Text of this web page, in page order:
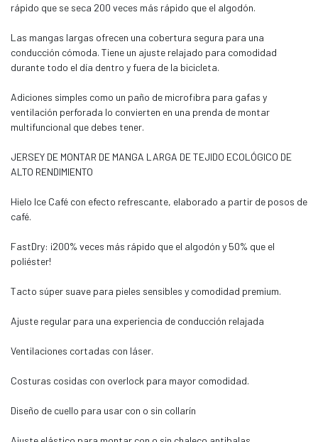
rápido que se seca 200 veces más rápido que el algodón.
Las mangas largas ofrecen una cobertura segura para una
conducción cómoda. Tiene un ajuste relajado para comodidad
durante todo el día dentro y fuera de la bicicleta.
Adiciones simples como un paño de microfibra para gafas y
ventilación perforada lo convierten en una prenda de montar
multifuncional que debes tener.
JERSEY DE MONTAR DE MANGA LARGA DE TEJIDO ECOLÓGICO DE
ALTO RENDIMIENTO
Hielo Ice Café con efecto refrescante, elaborado a partir de posos de
café.
FastDry: ¡200% veces más rápido que el algodón y 50% que el
poliéster!
Tacto súper suave para pieles sensibles y comodidad premium.
Ajuste regular para una experiencia de conducción relajada
Ventilaciones cortadas con láser.
Costuras cosidas con overlock para mayor comodidad.
Diseño de cuello para usar con o sin collarín